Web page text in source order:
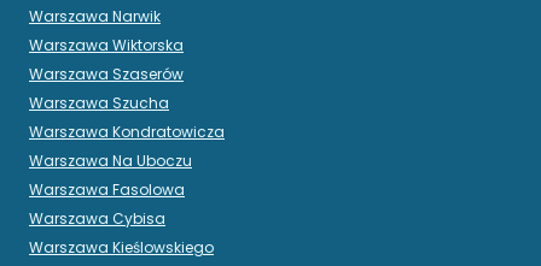
Warszawa Narwik
Warszawa Wiktorska
Warszawa Szaserów
Warszawa Szucha
Warszawa Kondratowicza
Warszawa Na Uboczu
Warszawa Fasolowa
Warszawa Cybisa
Warszawa Kieślowskiego